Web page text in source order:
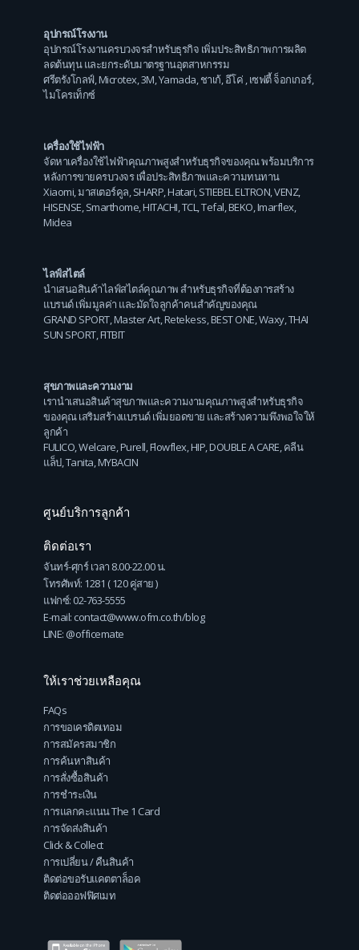
อุปกรณ์โรงงาน
อุปกรณ์โรงงานครบวงจรสำหรับธุรกิจ เพิ่มประสิทธิภาพการผลิต
ลดต้นทุน และยกระดับมาตรฐานอุตสาหกรรม
ศรีตรังโกลฟ์,Microtex,3M,Yamada,ชาเก้,อีโค่ ,เซฟตี้ จ็อกเกอร์,
ไมโครเท็กซ์
เครื่องใช้ไฟฟ้า
จัดหาเครื่องใช้ไฟฟ้าคุณภาพสูงสำหรับธุรกิจของคุณ พร้อมบริการ
หลังการขายครบวงจร เพื่อประสิทธิภาพและความทนทาน
Xiaomi,มาสเตอร์คูล,SHARP,Hatari,STIEBEL ELTRON,VENZ,
HISENSE,Smarthome,HITACHI,TCL,Tefal,BEKO,Imarflex,
Midea
ไลฟ์สไตล์
นำเสนอสินค้าไลฟ์สไตล์คุณภาพ สำหรับธุรกิจที่ต้องการสร้าง
แบรนด์ เพิ่มมูลค่า และมัดใจลูกค้าคนสำคัญของคุณ
GRAND SPORT,Master Art,Retekess,BEST ONE,Waxy,THAI
SUN SPORT,FITBIT
สุขภาพและความงาม
เรานำเสนอสินค้าสุขภาพและความงามคุณภาพสูงสำหรับธุรกิจ
ของคุณ เสริมสร้างแบรนด์ เพิ่มยอดขาย และสร้างความพึงพอใจให้
ลูกค้า
FULICO,Welcare,Purell,Flowflex,HIP,DOUBLE A CARE,คลีน
แล็ป,Tanita,MYBACIN
ศูนย์บริการลูกค้า
ติดต่อเรา
จันทร์-ศุกร์ เวลา 8.00-22.00 น.
โทรศัพท์: 1281 ( 120 คู่สาย )
แฟกซ์: 02-763-5555
E-mail: contact@www.ofm.co.th/blog
LINE: @officemate
ให้เราช่วยเหลือคุณ
FAQs
การขอเครดิตเทอม
การสมัครสมาชิก
การค้นหาสินค้า
การสั่งซื้อสินค้า
การชำระเงิน
การแลกคะแนน The 1 Card
การจัดส่งสินค้า
Click & Collect
การเปลี่ยน / คืนสินค้า
ติดต่อขอรับแคตตาล็อค
ติดต่อออฟฟิศเมท